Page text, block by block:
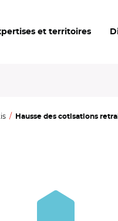
et territoires
Hausse des cotisations